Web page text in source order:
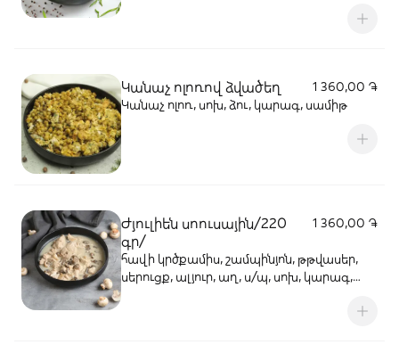
Կանաչ ոլոռով ձվածեղ
1 360,00 ֏
Կանաչ ոլոռ, սոխ, ձու, կարագ, սամիթ
Ժյուլիեն սոուսային/220
գր/
1 360,00 ֏
հավի կրծքամիս, շամպինյոն, թթվասեր,
սերուցք, ալյուր, աղ, ս/պ, սոխ, կարագ,